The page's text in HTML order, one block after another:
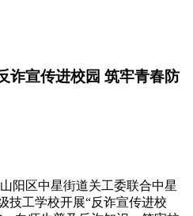
诈宣传进校园 筑牢青春防
阳区中星街道关工委联合中星
技工学校开展“反诈宣传进校